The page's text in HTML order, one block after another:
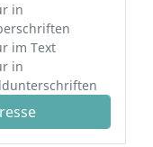
in
im Text
in